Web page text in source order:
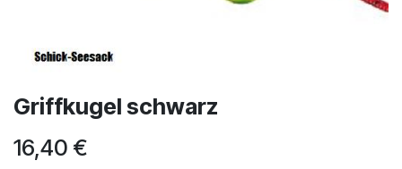
Griffkugel schwarz
16,40 €